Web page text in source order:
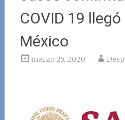
COVID 19
México
marzo 25, 2020